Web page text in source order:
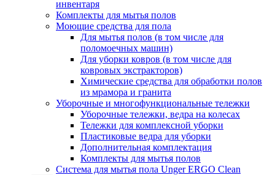
инвентаря
Комплекты для мытья полов
Моющие средства для пола
Для мытья полов (в том числе для
поломоечных машин)
Для уборки ковров (в том числе для
ковровых экстракторов)
Химические средства для обработки полов
из мрамора и гранита
Уборочные и многофункциональные тележки
Уборочные тележки, ведра на колесах
Тележки для комплексной уборки
Пластиковые ведра для уборки
Дополнительная комплектация
Комплекты для мытья полов
Система для мытья пола Unger ERGO Clean